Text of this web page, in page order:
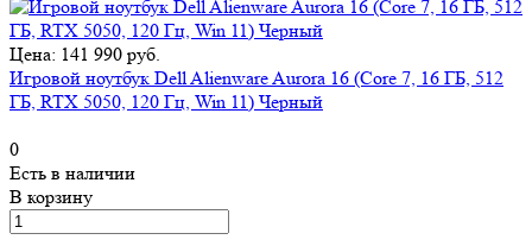
Цена: 141 990 руб.
Игровой ноутбук Dell Alienware Aurora 16 (Core 7, 16 ГБ, 512
ГБ, RTX 5050, 120 Гц, Win 11) Черный
0
Есть в наличии
В корзину